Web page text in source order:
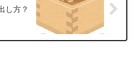
し方？